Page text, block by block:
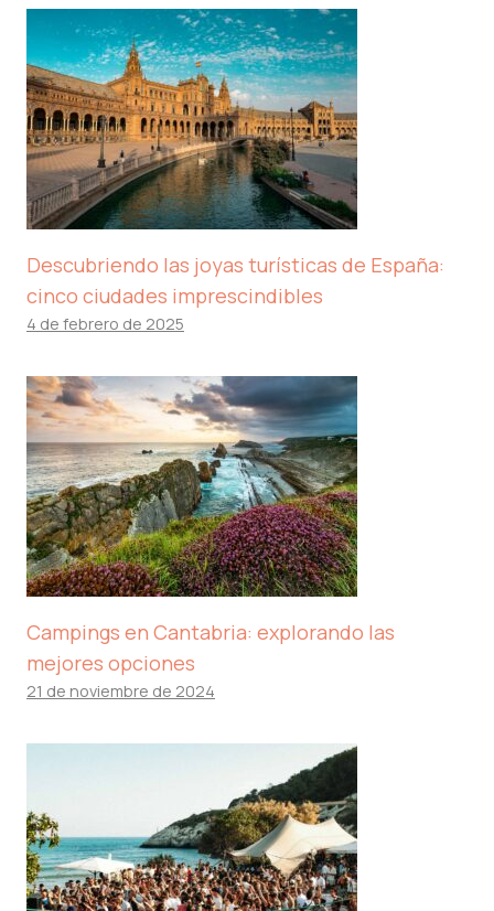
Descubriendo las joyas turísticas de España:
cinco ciudades imprescindibles
4 de febrero de 2025
Campings en Cantabria: explorando las
mejores opciones
21 de noviembre de 2024